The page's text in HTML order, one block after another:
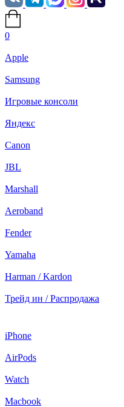
0
Apple
Samsung
Игровые консоли
Яндекс
Canon
JBL
Marshall
Aeroband
Fender
Yamaha
Harman / Kardon
Трейд ин / Распродажа
iPhone
AirPods
Watch
Macbook